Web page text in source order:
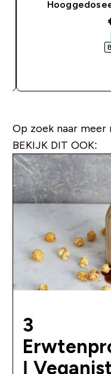
Op zoek naar meer
BEKIJK DIT OOK:
3
|